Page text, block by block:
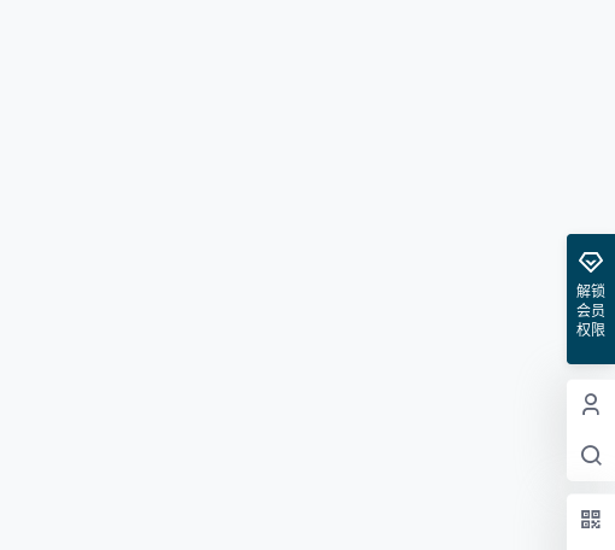
解锁
会员
权限